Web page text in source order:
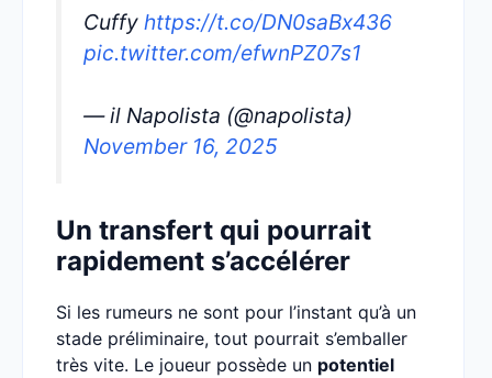
Cuffy https://t.co/DN0saBx436
pic.twitter.com/efwnPZ07s1
— il Napolista (@napolista)
November 16, 2025
Un transfert qui pourrait
rapidement s’accélérer
Si les rumeurs ne sont pour l’instant qu’à un
stade préliminaire, tout pourrait s’emballer
très vite. Le joueur possède un potentiel